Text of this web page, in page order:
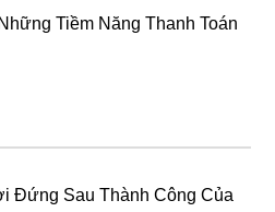
Tiềm Năng Thanh Toán
Đứng Sau Thành Công Của